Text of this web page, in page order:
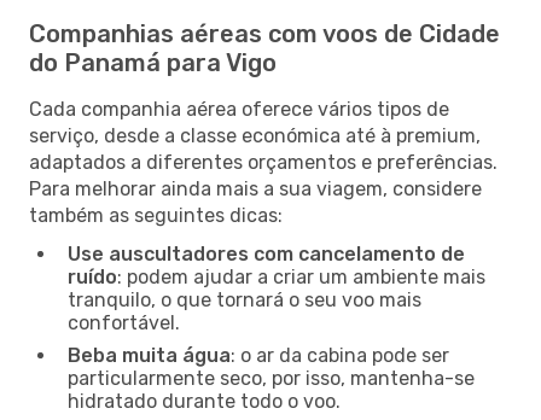
Companhias aéreas com voos de Cidade
do Panamá para Vigo
Cada companhia aérea oferece vários tipos de
serviço, desde a classe económica até à premium,
adaptados a diferentes orçamentos e preferências.
Para melhorar ainda mais a sua viagem, considere
também as seguintes dicas:
Use auscultadores com cancelamento de
ruído: podem ajudar a criar um ambiente mais
tranquilo, o que tornará o seu voo mais
confortável.
Beba muita água: o ar da cabina pode ser
particularmente seco, por isso, mantenha-se
hidratado durante todo o voo.